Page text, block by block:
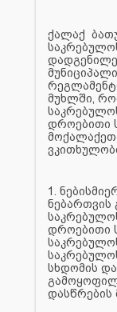
ქალაქ
მუხლში,
დროებითი
1.
ნებართვის
დროებითი
სხდომის
დასწრების